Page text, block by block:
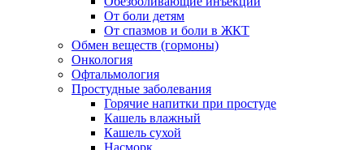
От боли детям
От спазмов и боли в ЖКТ
Обмен веществ (гормоны)
Онкология
Офтальмология
Простудные заболевания
Горячие напитки при простуде
Кашель влажный
Кашель сухой
Насморк